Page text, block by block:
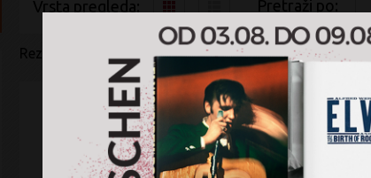
Vrsta pregleda: Pretraži po:
Rezultati pretrage: Norman Fucking Ballad x
Nije pronađen nijedan artikal za pretragu '